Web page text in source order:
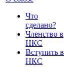
Что
сделано?
Членство в
НКС
Вступить в
НКС